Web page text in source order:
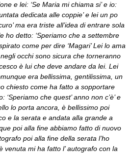
e lei: ‘Se Maria mi chiama si’ e io:
dedicata alle coppie’ e lei un po
ma era triste all’idea di entrare sola
ho detto: ‘Speriamo che a settembre
come per dire ‘Magari’ Lei lo ama
occhi sono sicura che torneranno
è lui che deve andare da lei. Lei
era bellissima, gentilissima, un
chiesto come ha fatto a sopportare
‘Speriamo che quest’ anno non c’è’ e
lo porta ancora, è bellissimo poi
e la serata e andata alla grande a
poi alla fine abbiamo fatto di nuovo
poi alla fine della serata l’ho
venuta mi ha fatto l’ autografo con la